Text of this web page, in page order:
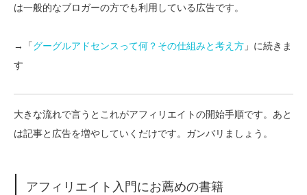
は一般的なブロガーの方でも利用している広告です。
→「グーグルアドセンスって何？その仕組みと考え方 」に続きま
す
大きな流れで言うとこれがアフィリエイトの開始手順です。あと
は記事と広告を増やしていくだけです。ガンバリましょう。
アフィリエイト入門にお薦めの書籍